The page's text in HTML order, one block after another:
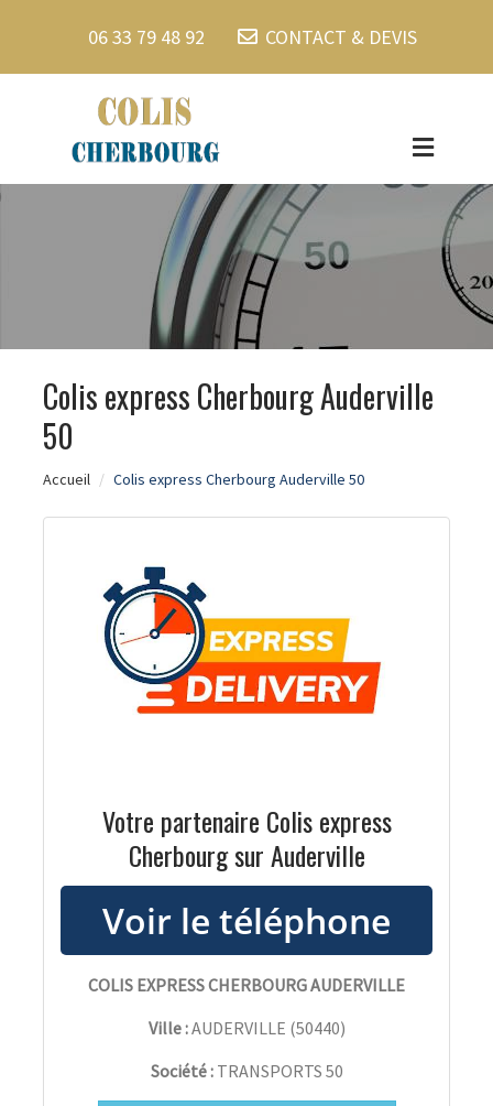
06 33 79 48 92 CONTACT & DEVIS
Colis express Cherbourg Auderville
50
Accueil Colis express Cherbourg Auderville 50
Votre partenaire Colis express
Cherbourg sur Auderville
COLIS EXPRESS CHERBOURG AUDERVILLE
Ville :AUDERVILLE (50440)
Société : TRANSPORTS 50